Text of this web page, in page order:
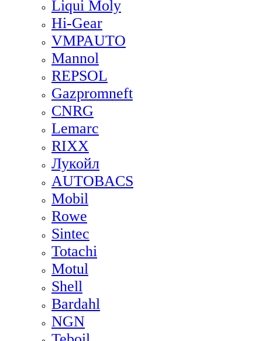
Liqui Moly
Hi-Gear
VMPAUTO
Mannol
REPSOL
Gazpromneft
CNRG
Lemarc
RIXX
Лукойл
AUTOBACS
Mobil
Rowe
Sintec
Totachi
Motul
Shell
Bardahl
NGN